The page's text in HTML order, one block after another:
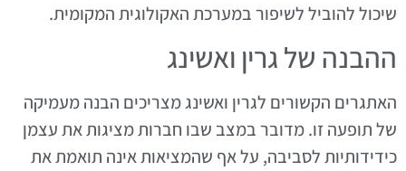
שיכול להוביל לשיפור במערכת האקולוגית המקומית.
ההבנה של גרין ואשינג
האתגרים הקשורים לגרין ואשינג מצריכים הבנה מעמיקה
של תופעה זו. מדובר במצב שבו חברות מציגות את עצמן
כידידותיות לסביבה, על אף שהמציאות אינה תואמת את